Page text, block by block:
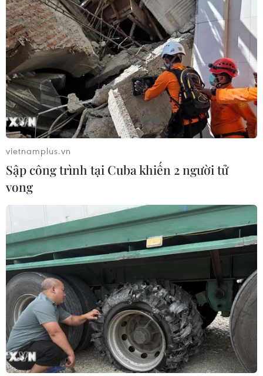
NAPAS, BIDV và Weixin Pay mở rộng
thanh toán QR Việt Nam-Trung
Quốc
06/08/2026 07:34
Làn sóng tấn công mạng nhằm vào
các quỹ đầu cơ lớn của Mỹ
06/08/2026 06:47
Đồng USD trước bước ngoặt do đồng
yen mạnh lên và số liệu việc làm Mỹ
06/08/2026 05:14
Lãi suất ngân hàng ngày 6/8: Kỳ hạn
3 tháng đang được mức lãi suất tối đa
06/08/2026 00:06
Mỹ phát tín hiệu ủng hộ ổn định
vietnamplus.vn
Sập công trình tại Cuba khiến 2 người tử
vong